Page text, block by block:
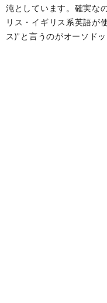
沌としています。確実な
リス・イギリス系英語が
ス)”と言うのがオーソド